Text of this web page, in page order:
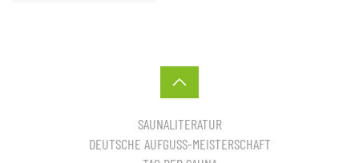
SAUNALITERATUR
DEUTSCHE AUFGUSS-MEISTERSCHAFT